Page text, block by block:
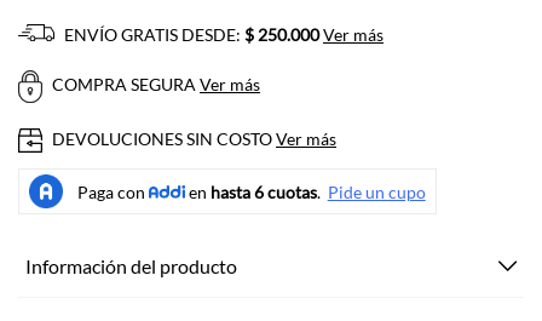
ENVÍO GRATIS DESDE: $ 250.000Ver más
COMPRA SEGURA Ver más
DEVOLUCIONES SIN COSTOVer más
Información del producto